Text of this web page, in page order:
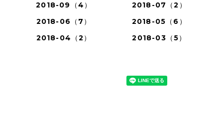
2018-09（4）
2018-07（2）
2018-06（7）
2018-05（6）
2018-04（2）
2018-03（5）